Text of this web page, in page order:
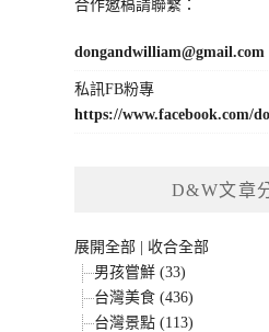
合作邀稿請聯繫：
dongandwilliam@gmail.com
私訊FB粉專
https://www.facebook.com/
D&W文章
展開全部
收合全部
男孩嘗鮮 (33)
台灣美食 (436)
台灣景點 (113)